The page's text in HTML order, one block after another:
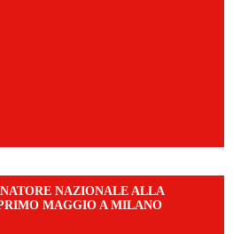
NAZIONALE ALLA
MAGGIO A MILANO